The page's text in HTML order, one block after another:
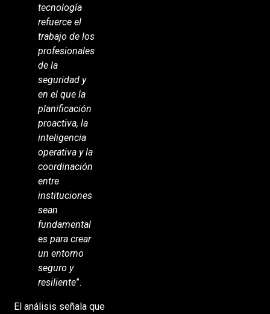
tecnología
refuerce el
trabajo de los
profesionales
de la
seguridad y
en el que la
planificación
proactiva, la
inteligencia
operativa y la
coordinación
entre
instituciones
sean
fundamental
es para crear
un entorno
seguro y
resiliente”.
El análisis señala que